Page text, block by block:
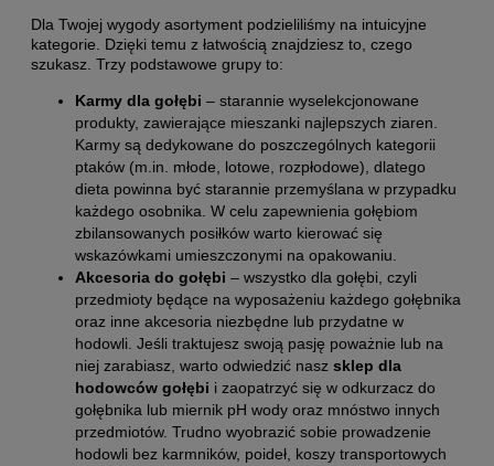
Dla Twojej wygody asortyment podzieliliśmy na intuicyjne
kategorie. Dzięki temu z łatwością znajdziesz to, czego
szukasz. Trzy podstawowe grupy to:
Karmy dla gołębi – starannie wyselekcjonowane
produkty, zawierające mieszanki najlepszych ziaren.
Karmy są dedykowane do poszczególnych kategorii
ptaków (m.in. młode, lotowe, rozpłodowe), dlatego
dieta powinna być starannie przemyślana w przypadku
każdego osobnika. W celu zapewnienia gołębiom
zbilansowanych posiłków warto kierować się
wskazówkami umieszczonymi na opakowaniu.
Akcesoria do gołębi – wszystko dla gołębi, czyli
przedmioty będące na wyposażeniu każdego gołębnika
oraz inne akcesoria niezbędne lub przydatne w
hodowli. Jeśli traktujesz swoją pasję poważnie lub na
niej zarabiasz, warto odwiedzić nasz sklep dla
hodowców gołębi i zaopatrzyć się w odkurzacz do
gołębnika lub miernik pH wody oraz mnóstwo innych
przedmiotów. Trudno wyobrazić sobie prowadzenie
hodowli bez karmników, poideł, koszy transportowych